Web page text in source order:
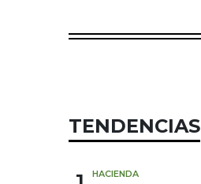
TENDENCIAS
HACIENDA